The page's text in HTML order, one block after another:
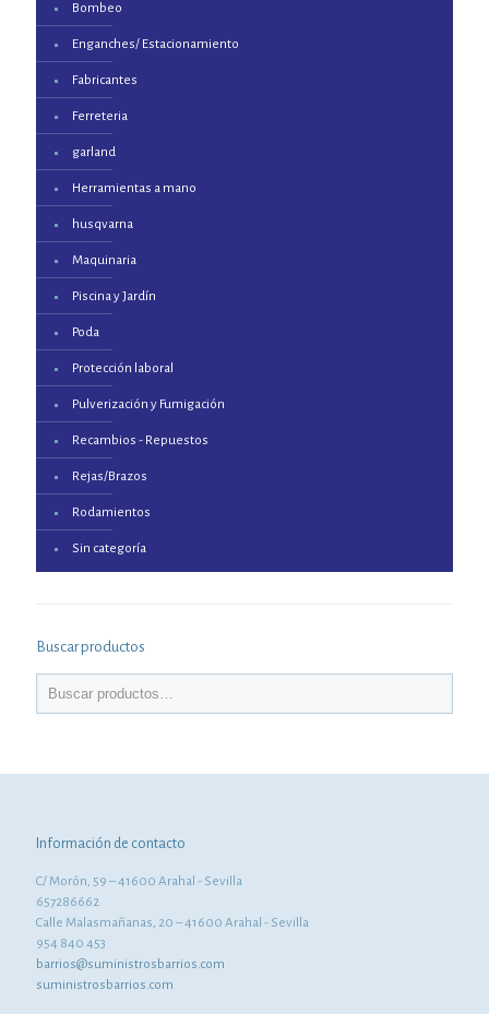
Bombeo
Enganches/ Estacionamiento
Fabricantes
Ferreteria
garland
Herramientas a mano
husqvarna
Maquinaria
Piscina y Jardín
Poda
Protección laboral
Pulverización y Fumigación
Recambios - Repuestos
Rejas/Brazos
Rodamientos
Sin categoría
Buscar productos
Información de contacto
C/ Morón, 59 – 41600 Arahal - Sevilla
657286662
Calle Malasmañanas, 20 – 41600 Arahal - Sevilla
954 840 453
barrios@suministrosbarrios.com
suministrosbarrios.com